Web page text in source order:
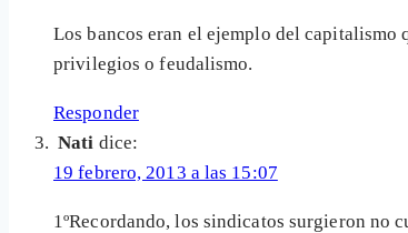
Los bancos eran el ejemplo del capitalismo
privilegios o feudalismo.
Responder
Nati dice:
19 febrero, 2013 a las 15:07
1ºRecordando, los sindicatos surgieron no